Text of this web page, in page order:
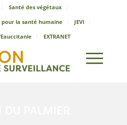
Santé des végétaux
pour la santé humaine
JEVI
EXTRANET